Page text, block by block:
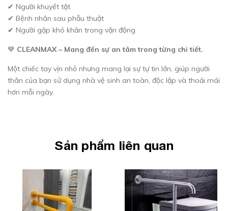
✔ Người khuyết tật
✔ Bệnh nhân sau phẫu thuật
✔ Người gặp khó khăn trong vận động
💙 CLEANMAX – Mang đến sự an tâm trong từng chi tiết.
Một chiếc tay vịn nhỏ nhưng mang lại sự tự tin lớn, giúp người
thân của bạn sử dụng nhà vệ sinh an toàn, độc lập và thoải mái
hơn mỗi ngày.
Sản phẩm liên quan